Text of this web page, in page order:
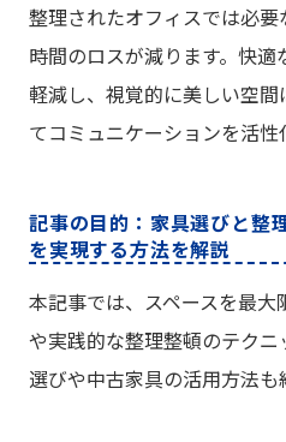
整理されたオフィスでは必
時間のロスが減ります。快
軽減し、視覚的に美しい空
てコミュニケーションを活性
記事の目的：家具選びと整
を実現する方法を解説
本記事では、スペースを最
や実践的な整理整頓のテク
選びや中古家具の活用方法も